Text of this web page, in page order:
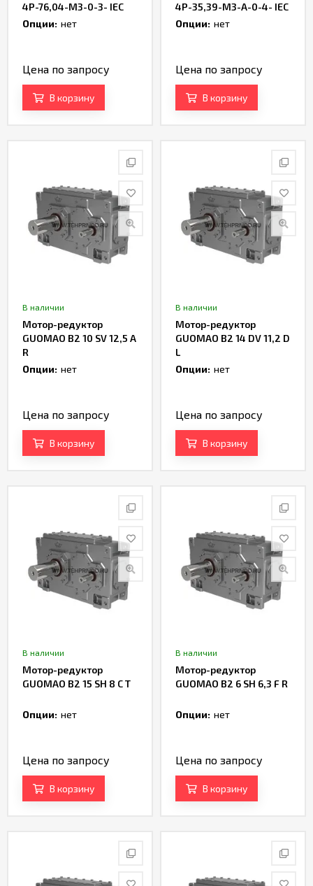
4P-76,04-M3-0-3- IEC
Опции: нет
Цена по запросу
В корзину
4P-35,39-M3-A-0-4- IEC
Опции: нет
Цена по запросу
В корзину
В наличии
Мотор-редуктор
GUOMAO B2 10 SV 12,5 A
R
Опции: нет
Цена по запросу
В корзину
В наличии
Мотор-редуктор
GUOMAO B2 14 DV 11,2 D
L
Опции: нет
Цена по запросу
В корзину
В наличии
Мотор-редуктор
GUOMAO B2 15 SH 8 C T
Опции: нет
Цена по запросу
В корзину
В наличии
Мотор-редуктор
GUOMAO B2 6 SH 6,3 F R
Опции: нет
Цена по запросу
В корзину